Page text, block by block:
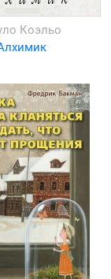
Коэльо